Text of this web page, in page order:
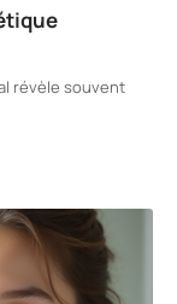
révèle souvent